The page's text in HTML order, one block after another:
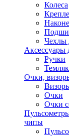
Колеса
Чехлы
Ручки
Очки,
Очки
Очки
чипы